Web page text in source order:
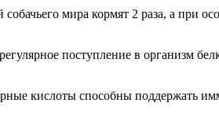
мира кормят 2 раза, а при
поступление в организм
кислоты способны поддержать